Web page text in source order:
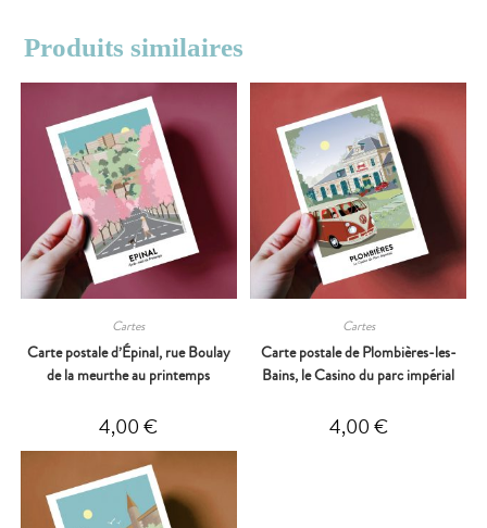
Produits similaires
Cartes
Carte postale d’Épinal, rue Boulay
de la meurthe au printemps
4,00€
Cartes
Carte postale de Plombières-les-
Bains, le Casino du parc impérial
4,00€